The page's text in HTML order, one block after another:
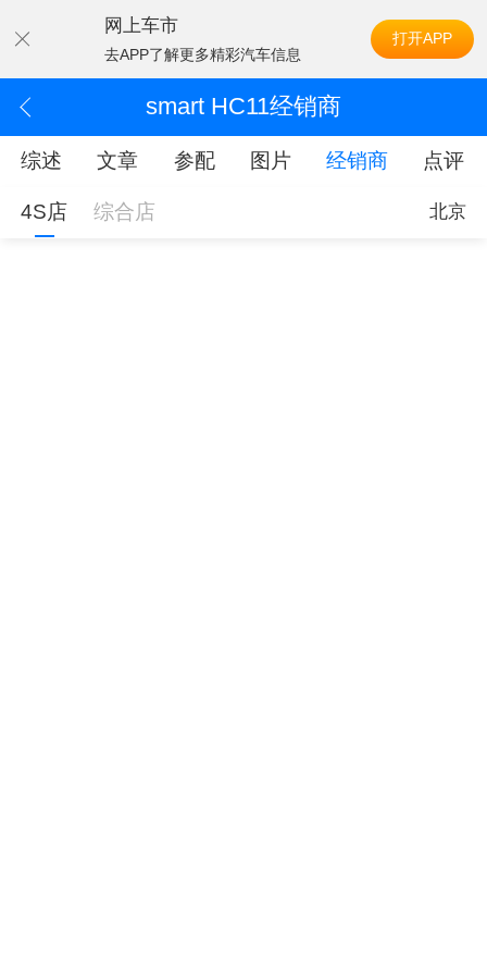
网上车市
去APP了解更多精彩汽车信息
打开APP
smart HC11经销商
综述 文章 参配 图片 经销商 点评
4S店 综合店 北京